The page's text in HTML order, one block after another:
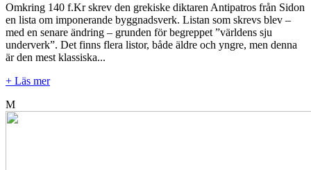
Omkring 140 f.Kr skrev den grekiske diktaren Antipatros från Sidon
en lista om imponerande byggnadsverk. Listan som skrevs blev –
med en senare ändring – grunden för begreppet ”världens sju
underverk”. Det finns flera listor, både äldre och yngre, men denna
är den mest klassiska...
+ Läs mer
M